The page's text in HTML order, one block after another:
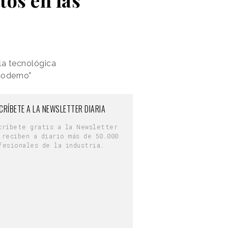
tecnológica
A LA NEWSLETTER DIARIA
gratis a la Newsletter
reciben a diario más de 50.000
de la industria.